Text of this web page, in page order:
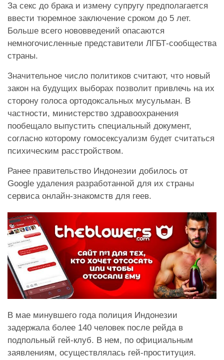
За секс до брака и измену супругу предполагается
ввести тюремное заключение сроком до 5 лет.
Больше всего нововведений опасаются
немногочисленные представители ЛГБТ-сообщества
страны.
Значительное число политиков считают, что новый
закон на будущих выборах позволит привлечь на их
сторону голоса ортодоксальных мусульман. В
частности, министерство здравоохранения
пообещало выпустить специальный документ,
согласно которому гомосексуализм будет считаться
психическим расстройством.
Ранее правительство Индонезии добилось от
Google удаления разработанной для их страны
сервиса онлайн-знакомств для геев.
В мае минувшего года полиция Индонезии
задержала более 140 человек после рейда в
подпольный гей-клуб. В нем, по официальным
заявлениям, осуществлялась гей-проституция.